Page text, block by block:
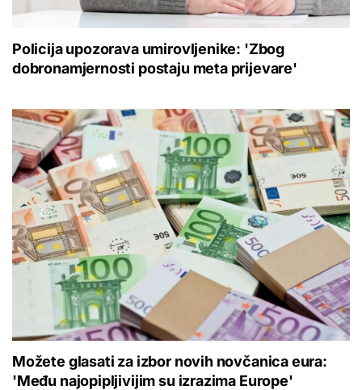
Policija upozorava umirovljenike: 'Zbog
dobronamjernosti postaju meta prijevare'
Možete glasati za izbor novih novčanica eura:
'Među najopipljivijim su izrazima Europe'